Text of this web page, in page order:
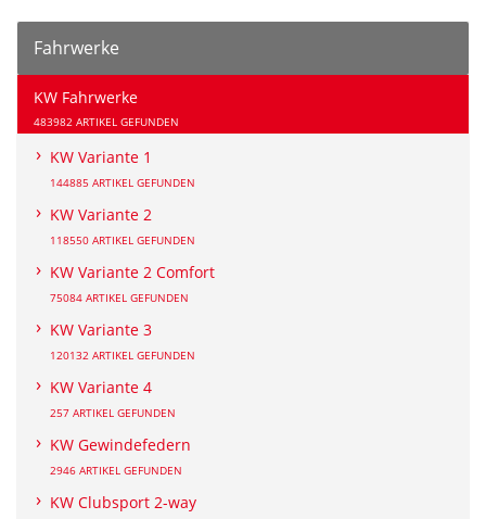
Fahrwerke
KW Fahrwerke
483982 ARTIKEL GEFUNDEN
KW Variante 1
144885 ARTIKEL GEFUNDEN
KW Variante 2
118550 ARTIKEL GEFUNDEN
KW Variante 2 Comfort
75084 ARTIKEL GEFUNDEN
KW Variante 3
120132 ARTIKEL GEFUNDEN
KW Variante 4
257 ARTIKEL GEFUNDEN
KW Gewindefedern
2946 ARTIKEL GEFUNDEN
KW Clubsport 2-way